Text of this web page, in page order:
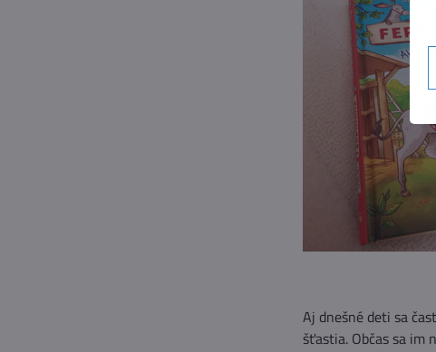
Aj dnešné deti sa
šťastia. Občas sa im